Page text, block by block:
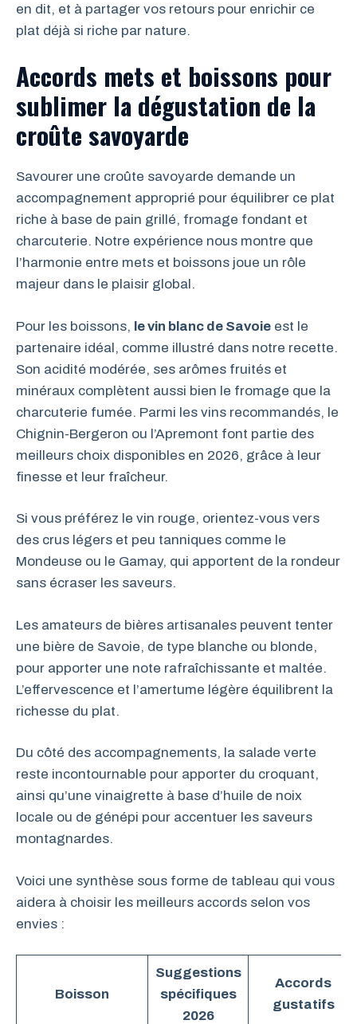
en dit, et à partager vos retours pour enrichir ce
plat déjà si riche par nature.
Accords mets et boissons pour
sublimer la dégustation de la
croûte savoyarde
Savourer une croûte savoyarde demande un
accompagnement approprié pour équilibrer ce plat
riche à base de pain grillé, fromage fondant et
charcuterie. Notre expérience nous montre que
l’harmonie entre mets et boissons joue un rôle
majeur dans le plaisir global.
Pour les boissons, le vin blanc de Savoie est le
partenaire idéal, comme illustré dans notre recette.
Son acidité modérée, ses arômes fruités et
minéraux complètent aussi bien le fromage que la
charcuterie fumée. Parmi les vins recommandés, le
Chignin-Bergeron ou l’Apremont font partie des
meilleurs choix disponibles en 2026, grâce à leur
finesse et leur fraîcheur.
Si vous préférez le vin rouge, orientez-vous vers
des crus légers et peu tanniques comme le
Mondeuse ou le Gamay, qui apportent de la rondeur
sans écraser les saveurs.
Les amateurs de bières artisanales peuvent tenter
une bière de Savoie, de type blanche ou blonde,
pour apporter une note rafraîchissante et maltée.
L’effervescence et l’amertume légère équilibrent la
richesse du plat.
Du côté des accompagnements, la salade verte
reste incontournable pour apporter du croquant,
ainsi qu’une vinaigrette à base d’huile de noix
locale ou de génépi pour accentuer les saveurs
montagnardes.
Voici une synthèse sous forme de tableau qui vous
aidera à choisir les meilleurs accords selon vos
envies :
Boisson
Suggestions
spécifiques
2026
Accords
gustatifs